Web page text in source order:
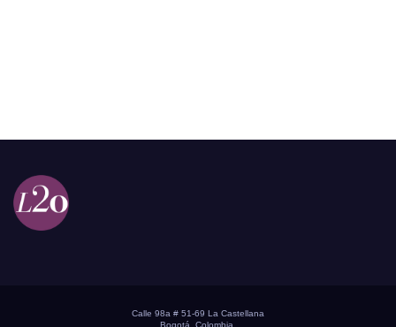
Calle 98a # 51-69 La Castellana
Bogotá, Colombia.